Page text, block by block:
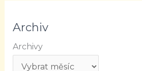
Archiv
Archivy